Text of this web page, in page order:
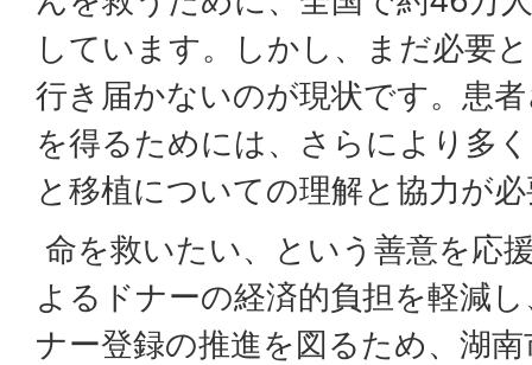
しています。しかし、まだ必要
行き届かないのが現状です。患
を得るためには、さらにより多
と移植についての理解と協力が
命を救いたい、という善意を応
よるドナーの経済的負担を軽減
ナー登録の推進を図るため、湖